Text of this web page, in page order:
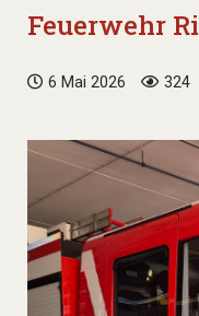
Feuerwehr
6 Mai 2026 324